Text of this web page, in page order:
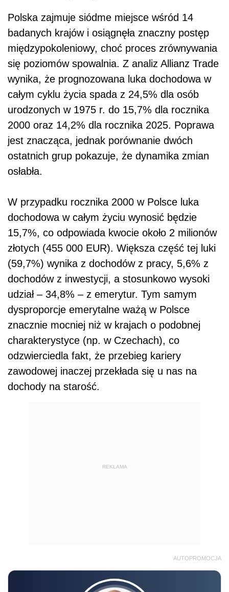
Polska zajmuje siódme miejsce wśród 14
badanych krajów i osiągnęła znaczny postęp
międzypokoleniowy, choć proces zrównywania
się poziomów spowalnia. Z analiz Allianz Trade
wynika, że prognozowana luka dochodowa w
całym cyklu życia spada z 24,5% dla osób
urodzonych w 1975 r. do 15,7% dla rocznika
2000 oraz 14,2% dla rocznika 2025. Poprawa
jest znacząca, jednak porównanie dwóch
ostatnich grup pokazuje, że dynamika zmian
osłabła.
W przypadku rocznika 2000 w Polsce luka
dochodowa w całym życiu wynosić będzie
15,7%, co odpowiada kwocie około 2 milionów
złotych (455 000 EUR). Większa część tej luki
(59,7%) wynika z dochodów z pracy, 5,6% z
dochodów z inwestycji, a stosunkowo wysoki
udział – 34,8% – z emerytur. Tym samym
dysproporcje emerytalne ważą w Polsce
znacznie mocniej niż w krajach o podobnej
charakterystyce (np. w Czechach), co
odzwierciedla fakt, że przebieg kariery
zawodowej inaczej przekłada się u nas na
dochody na starość.
REKLAMA
AUTOPROMOCJA